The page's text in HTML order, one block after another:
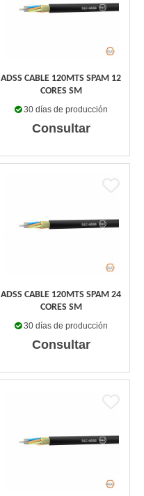
ADSS CABLE 120MTS SPAM 12
CORES SM
30 días de producción
Consultar
ADSS CABLE 120MTS SPAM 24
CORES SM
30 días de producción
Consultar